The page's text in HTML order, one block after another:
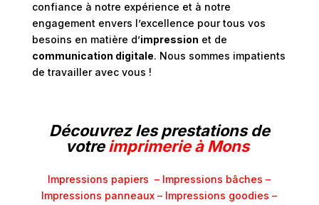
confiance à notre expérience et à notre
engagement envers l’excellence pour tous vos
besoins en matière d’impression et de
communication digitale. Nous sommes impatients
de travailler avec vous !
Découvrez les prestations de
votreimprimerie à Mons
Impressions papiers – Impressions bâches –
Impressions panneaux – Impressions goodies –